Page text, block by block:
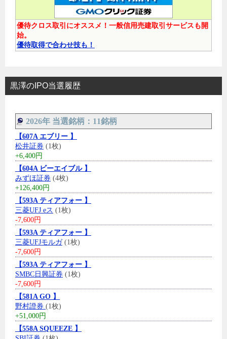
優待クロス取引にオススメ！一般信用売建取引サービスも開
始。
優待取得で合わせ技も！
黒澤のIPO当選履歴
2026年 当選銘柄：11銘柄
【607A エブリー 】
松井証券 (1枚)
+6,400円
【604A ビーエイブル 】
みずほ証券 (4枚)
+126,400円
【593A ティアフォー 】
三菱UFJ eス (1枚)
-7,600円
【593A ティアフォー 】
三菱UFJモルガ(1枚)
-7,600円
【593A ティアフォー 】
SMBC日興証券 (1枚)
-7,600円
【581A GO 】
野村證券 (1枚)
+51,000円
【558A SQUEEZE 】